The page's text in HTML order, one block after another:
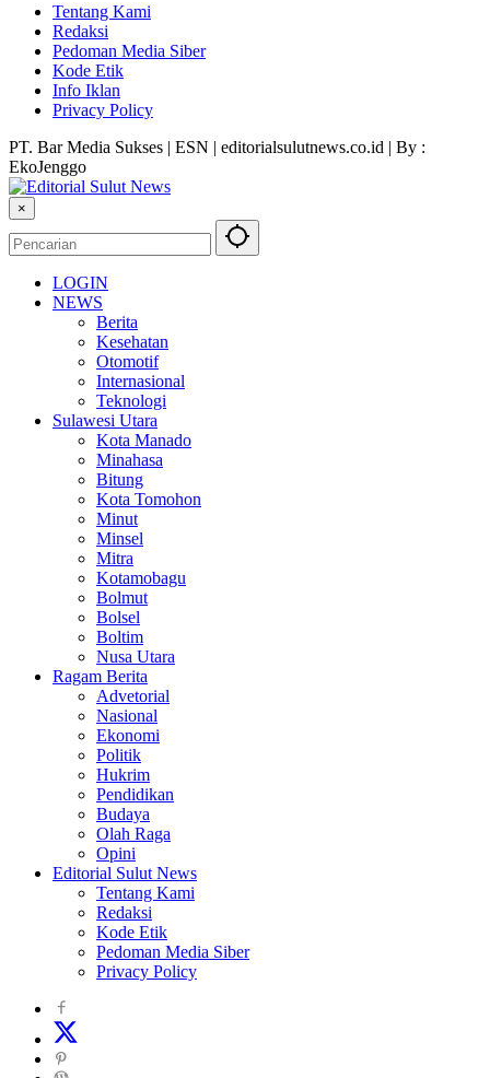
Tentang Kami
Redaksi
Pedoman Media Siber
Kode Etik
Info Iklan
Privacy Policy
PT. Bar Media Sukses | ESN | editorialsulutnews.co.id | By :
EkoJenggo
×
LOGIN
NEWS
Berita
Kesehatan
Otomotif
Internasional
Teknologi
Sulawesi Utara
Kota Manado
Minahasa
Bitung
Kota Tomohon
Minut
Minsel
Mitra
Kotamobagu
Bolmut
Bolsel
Boltim
Nusa Utara
Ragam Berita
Advetorial
Nasional
Ekonomi
Politik
Hukrim
Pendidikan
Budaya
Olah Raga
Opini
Editorial Sulut News
Tentang Kami
Redaksi
Kode Etik
Pedoman Media Siber
Privacy Policy